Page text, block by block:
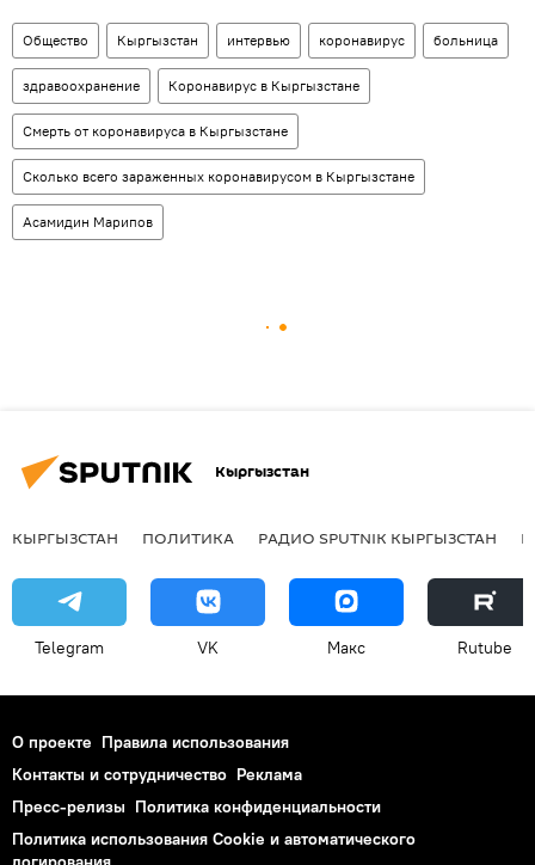
Общество Кыргызстан интервью коронавирус больница
здравоохранение Коронавирус в Кыргызстане
Смерть от коронавируса в Кыргызстане
Сколько всего зараженных коронавирусом в Кыргызстане
Асамидин Марипов
Кыргызстан
КЫРГЫЗСТАН ПОЛИТИКА РАДИО SPUTNIK КЫРГЫЗСТАН
Telegram VK Макс Rutube
О проекте Правила использования
Контакты и сотрудничество Реклама
Пресс-релизы Политика конфиденциальности
Политика использования Cookie и автоматического